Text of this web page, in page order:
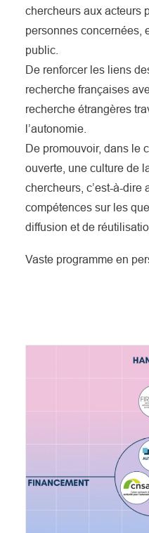
chercheurs aux acteurs
personnes concernées,
public.
De renforcer les liens
recherche françaises
recherche étrangères
l’autonomie.
De promouvoir, dans le
ouverte, une culture de
chercheurs, c’est-à-dire
compétences sur les
diffusion et de
Vaste programme en